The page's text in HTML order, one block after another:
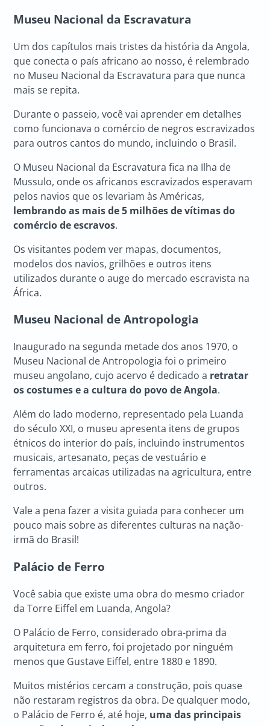
Museu Nacional da Escravatura
Um dos capítulos mais tristes da história da Angola,
que conecta o país africano ao nosso, é relembrado
no Museu Nacional da Escravatura para que nunca
mais se repita.
Durante o passeio, você vai aprender em detalhes
como funcionava o comércio de negros escravizados
para outros cantos do mundo, incluindo o Brasil.
O Museu Nacional da Escravatura fica na Ilha de
Mussulo, onde os africanos escravizados esperavam
pelos navios que os levariam às Américas,
lembrando as mais de 5 milhões de vítimas do
comércio de escravos.
Os visitantes podem ver mapas, documentos,
modelos dos navios, grilhões e outros itens
utilizados durante o auge do mercado escravista na
África.
Museu Nacional de Antropologia
Inaugurado na segunda metade dos anos 1970, o
Museu Nacional de Antropologia foi o primeiro
museu angolano, cujo acervo é dedicado a retratar
os costumes e a cultura do povo de Angola.
Além do lado moderno, representado pela Luanda
do século XXI, o museu apresenta itens de grupos
étnicos do interior do país, incluindo instrumentos
musicais, artesanato, peças de vestuário e
ferramentas arcaicas utilizadas na agricultura, entre
outros.
Vale a pena fazer a visita guiada para conhecer um
pouco mais sobre as diferentes culturas na nação-
irmã do Brasil!
Palácio de Ferro
Você sabia que existe uma obra do mesmo criador
da Torre Eiffel em Luanda, Angola?
O Palácio de Ferro, considerado obra-prima da
arquitetura em ferro, foi projetado por ninguém
menos que Gustave Eiffel, entre 1880 e 1890.
Muitos mistérios cercam a construção, pois quase
não restaram registros da obra. De qualquer modo,
o Palácio de Ferro é, até hoje, uma das principais